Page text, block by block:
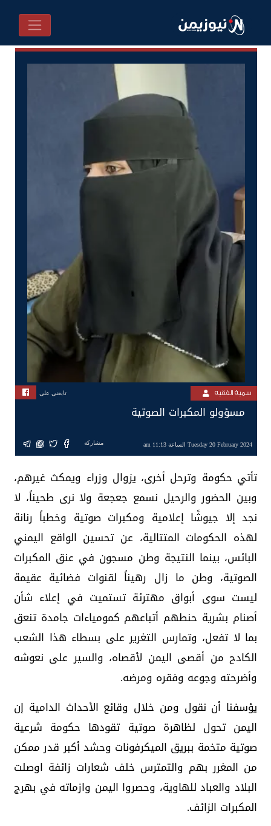
سمية الفقيه تابعنى على
مسؤولو المكبرات الصوتية
Tuesday 20 February 2024 الساعة 11:13 am مشاركة
تأتي حكومة وترحل أخرى، يزوال وزراء ويمكث غيرهم،
وبين الحضور والرحيل نسمع جعجعة ولا نرى طحيناً، لا
نجد إلا جيوشًا إعلامية ومكبرات صوتية وخطباً رنانة
لهذه الحكومات المتتالية، عن تحسين الواقع اليمني
البائس، بينما النتيجة وطن مسجون في عنق المكبرات
الصوتية، وطن ما زال رهيناً لقنوات فضائية عقيمة
ليست سوى أبواق مهترئة تستميت في إعلاء شأن
أصنام بشرية حنطهم أتباعهم كمومياءات جامدة تنعق
بما لا تفعل، وتمارس التغرير على بسطاء هذا الشعب
الكادح من أقصى اليمن لأقصاه، والسير على نعوشه
وأضرحته وجوعه وفقره ومرضه.
يؤسفنا أن نقول ومن خلال وقائع الأحداث الدامية إن
اليمن تحول لظاهرة صوتية تقودها حكومة شرعية
صوتية متخمة ببريق الميكرفونات وحشد أكبر قدر ممكن
من المغرر بهم والتمترس خلف شعارات زائفة اوصلت
البلاد والعباد للهاوية، وحصروا اليمن وازماته في بهرج
المكبرات الزائف.